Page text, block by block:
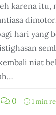
karena itu,
hari yang
niat
0 1 min